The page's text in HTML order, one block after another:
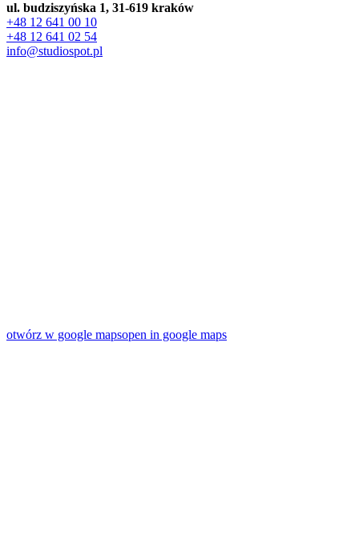
ul. budziszyńska 1, 31-619 kraków
+48 12 641 00 10
+48 12 641 02 54
info@studiospot.pl
otwórz w google mapsopen in google maps